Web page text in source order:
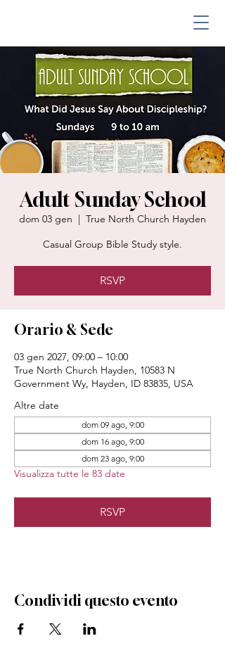
Adult Sunday School
dom 03 gen
  |
True North Church Hayden
Casual Group Bible Study style.
RSVP
Orario & Sede
03 gen 2027, 09:00 – 10:00
True North Church Hayden, 10583 N
Government Wy, Hayden, ID 83835, USA
Altre date
dom 09 ago, 9:00
dom 16 ago, 9:00
dom 23 ago, 9:00
Visualizza tutte le 83 date
RSVP
Condividi questo evento